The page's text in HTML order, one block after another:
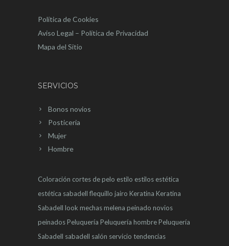
Política de Cookies
Aviso Legal – Política de Privacidad
Mapa del Sitio
SERVICIOS
Bonos novios
Posticeria
Mujer
Hombre
Coloración cortes de pelo estilo estilos estética
estética sabadell flequillo jairo Keratina Keratina
Sabadell look mechasmelena peinado novios
peinadosPeluquería Peluquería hombrePeluquería
Sabadell sabadell salón servicio tendencias